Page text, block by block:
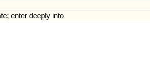
; enter deeply into